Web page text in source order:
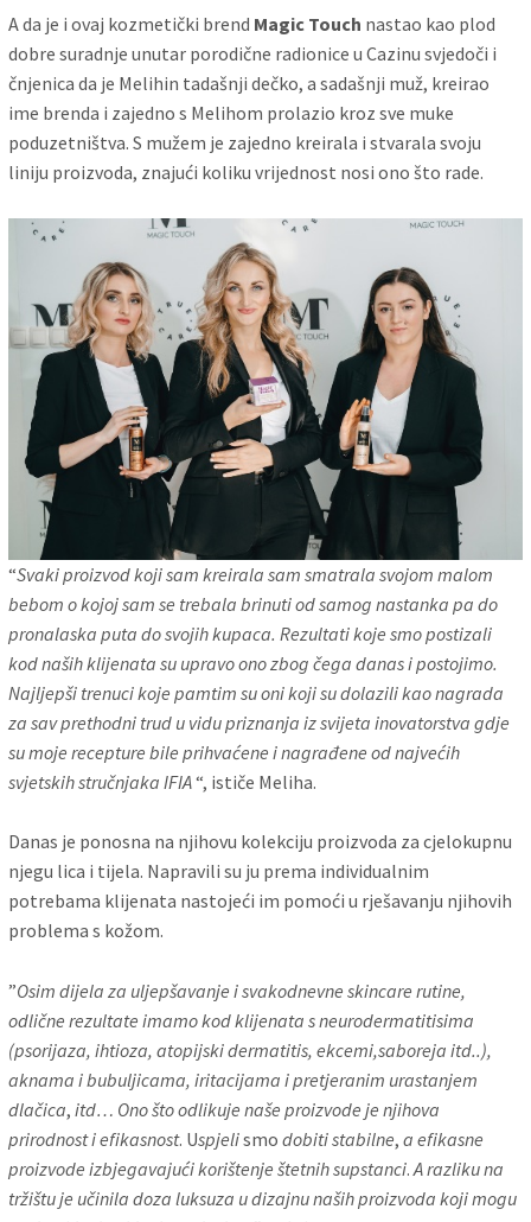
A da je i ovaj kozmetički brend Magic Touch nastao kao plod
dobre suradnje unutar porodične radionice u Cazinu svjedoči i
čnjenica da je Melihin tadašnji dečko, a sadašnji muž, kreirao
ime brenda i zajedno s Melihom prolazio kroz sve muke
poduzetništva. S mužem je zajedno kreirala i stvarala svoju
liniju proizvoda, znajući koliku vrijednost nosi ono što rade.
“Svaki proizvod koji sam kreirala sam smatrala svojom malom
bebom o kojoj sam se trebala brinuti od samog nastanka pa do
pronalaska puta do svojih kupaca. Rezultati koje smo postizali
kod naših klijenata su upravo ono zbog čega danas i postojimo.
Najljepši trenuci koje pamtim su oni koji su dolazili kao nagrada
za sav prethodni trud u vidu priznanja iz svijeta inovatorstva gdje
su moje recepture bile prihvaćene i nagrađene od najvećih
svjetskih stručnjaka IFIA“, ističe Meliha.
Danas je ponosna na njihovu kolekciju proizvoda za cjelokupnu
njegu lica i tijela. Napravili su ju prema individualnim
potrebama klijenata nastojeći im pomoći u rješavanju njihovih
problema s kožom.
”Osim dijela za uljepšavanje i svakodnevne skincare rutine,
odlične rezultate imamo kod klijenata s neurodermatitisima
(psorijaza, ihtioza, atopijski dermatitis, ekcemi,saboreja itd..),
aknama i bubuljicama, iritacijama i pretjeranim urastanjem
dlačica, itd… Ono što odlikuje naše proizvode je njihova
prirodnost i efikasnost. Uspjelismodobiti stabilne,a efikasne
proizvode izbjegavajući korištenje štetnih supstanci.A razliku na
tržištu je učinila doza luksuza u dizajnu naših proizvoda koji mogu